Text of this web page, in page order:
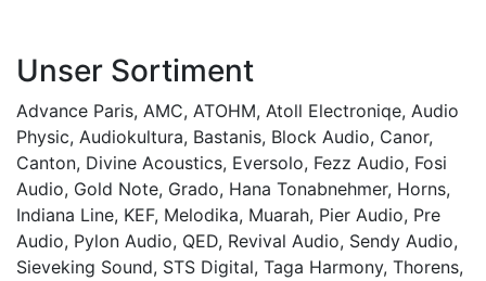
Unser Sortiment
Advance Paris, AMC, ATOHM, Atoll Electroniqe, Audio
Physic, Audiokultura, Bastanis, Block Audio, Canor,
Canton, Divine Acoustics, Eversolo, Fezz Audio, Fosi
Audio, Gold Note, Grado, Hana Tonabnehmer, Horns,
Indiana Line, KEF, Melodika, Muarah, Pier Audio, Pre
Audio, Pylon Audio, QED, Revival Audio, Sendy Audio,
Sieveking Sound, STS Digital, Taga Harmony, Thorens,